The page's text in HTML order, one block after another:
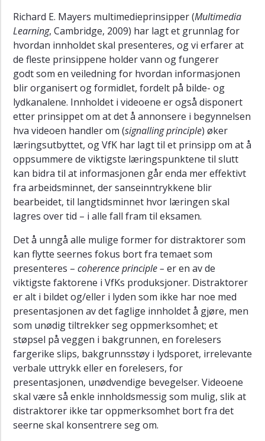
Richard E. Mayers multimedieprinsipper (Multimedia
Learning, Cambridge, 2009) har lagt et grunnlag for
hvordan innholdet skal presenteres, og vi erfarer at
de fleste prinsippene holder vann og fungerer
godt som en veiledning for hvordan informasjonen
blir organisert og formidlet, fordelt på bilde- og
lydkanalene. Innholdet i videoene er også disponert
etter prinsippet om at det å annonsere i begynnelsen
hva videoen handler om (signalling principle) øker
læringsutbyttet, og VfK har lagt til et prinsipp om at å
oppsummere de viktigste læringspunktene til slutt
kan bidra til at informasjonen går enda mer effektivt
fra arbeidsminnet, der sanseinntrykkene blir
bearbeidet, til langtidsminnet hvor læringen skal
lagres over tid – i alle fall fram til eksamen.
Det å unngå alle mulige former for distraktorer som
kan flytte seernes fokus bort fra temaet som
presenteres – coherence principle – er en av de
viktigste faktorene i VfKs produksjoner. Distraktorer
er alt i bildet og/eller i lyden som ikke har noe med
presentasjonen av det faglige innholdet å gjøre, men
som unødig tiltrekker seg oppmerksomhet; et
støpsel på veggen i bakgrunnen, en forelesers
fargerike slips, bakgrunnsstøy i lydsporet, irrelevante
verbale uttrykk eller en forelesers, for
presentasjonen, unødvendige bevegelser. Videoene
skal være så enkle innholdsmessig som mulig, slik at
distraktorer ikke tar oppmerksomhet bort fra det
seerne skal konsentrere seg om.